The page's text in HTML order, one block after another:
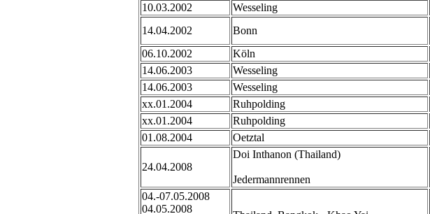
10.03.2002
Wesseling
14.04.2002
Bonn
06.10.2002
Köln
14.06.2003
Wesseling
14.06.2003
Wesseling
xx.01.2004
Ruhpolding
xx.01.2004
Ruhpolding
01.08.2004
Oetztal
24.04.2008
Doi Inthanon (Thailand)
Jedermannrennen
04.-07.05.2008
04.05.2008